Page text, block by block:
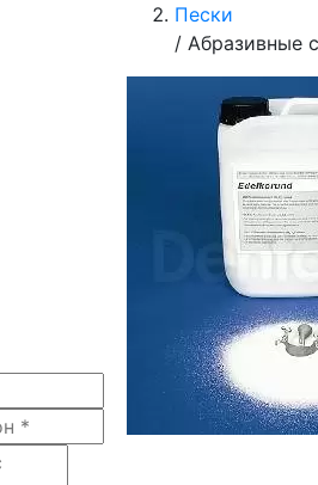
Пески
/ Абразивные